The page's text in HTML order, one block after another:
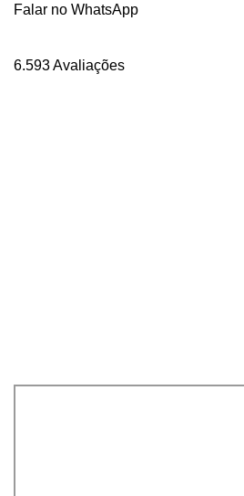
Falar no WhatsApp
6.593 Avaliações